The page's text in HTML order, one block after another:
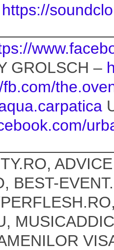
https://
GROLSCH –
BEST-